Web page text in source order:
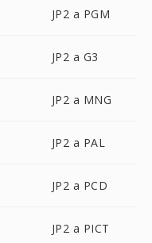
JP2 a PGM
JP2 a G3
JP2 a MNG
JP2 a PAL
JP2 a PCD
JP2 a PICT